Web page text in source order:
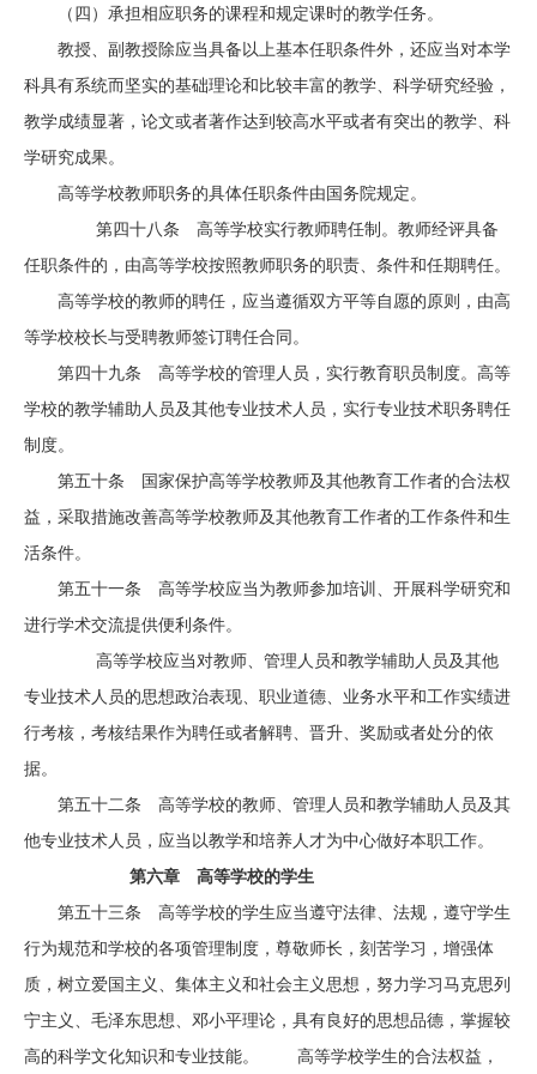
（四）承担相应职务的课程和规定课时的教学任务。
教授、副教授除应当具备以上基本任职条件外，还应当对本学
科具有系统而坚实的基础理论和比较丰富的教学、科学研究经验，
教学成绩显著，论文或者著作达到较高水平或者有突出的教学、科
学研究成果。
高等学校教师职务的具体任职条件由国务院规定。
第四十八条 高等学校实行教师聘任制。教师经评具备
任职条件的，由高等学校按照教师职务的职责、条件和任期聘任。
高等学校的教师的聘任，应当遵循双方平等自愿的原则，由高
等学校校长与受聘教师签订聘任合同。
第四十九条 高等学校的管理人员，实行教育职员制度。高等
学校的教学辅助人员及其他专业技术人员，实行专业技术职务聘任
制度。
第五十条 国家保护高等学校教师及其他教育工作者的合法权
益，采取措施改善高等学校教师及其他教育工作者的工作条件和生
活条件。
第五十一条 高等学校应当为教师参加培训、开展科学研究和
进行学术交流提供便利条件。
高等学校应当对教师、管理人员和教学辅助人员及其他
专业技术人员的思想政治表现、职业道德、业务水平和工作实绩进
行考核，考核结果作为聘任或者解聘、晋升、奖励或者处分的依
据。
第五十二条 高等学校的教师、管理人员和教学辅助人员及其
他专业技术人员，应当以教学和培养人才为中心做好本职工作。
第六章 高等学校的学生
第五十三条 高等学校的学生应当遵守法律、法规，遵守学生
行为规范和学校的各项管理制度，尊敬师长，刻苦学习，增强体
质，树立爱国主义、集体主义和社会主义思想，努力学习马克思列
宁主义、毛泽东思想、邓小平理论，具有良好的思想品德，掌握较
高的科学文化知识和专业技能。 高等学校学生的合法权益，